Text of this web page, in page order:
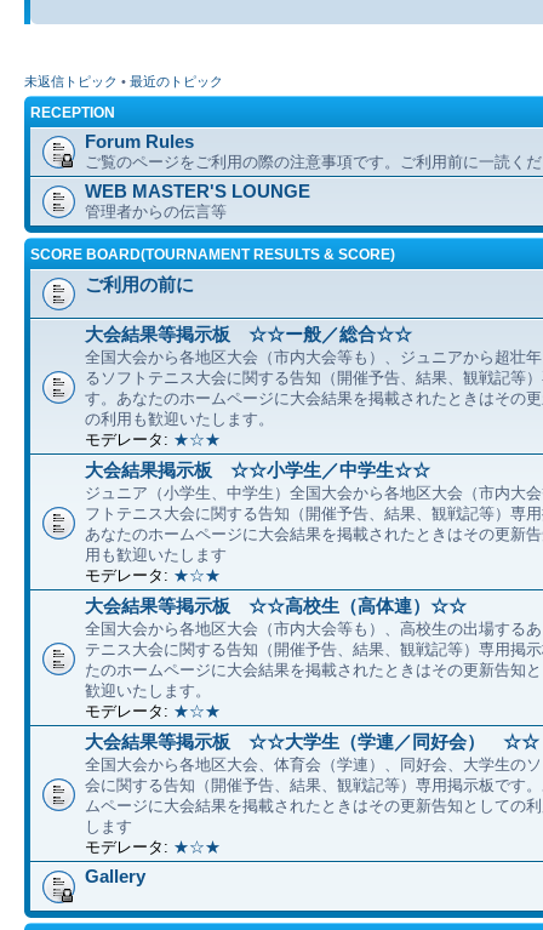
未返信トピック • 最近のトピック
RECEPTION
Forum Rules
ご覧のページをご利用の際の注意事項です。ご利用前に一読く
WEB MASTER'S LOUNGE
管理者からの伝言等
SCORE BOARD(TOURNAMENT RESULTS & SCORE)
ご利用の前に
大会結果等掲示板 ☆☆ー般／総合☆☆
全国大会から各地区大会（市内大会等も）、ジュニアから超壮
るソフトテニス大会に関する告知（開催予告、結果、観戦記等
す。あなたのホームページに大会結果を掲載されたときはその
の利用も歓迎いたします。
モデレータ: ★☆★
大会結果掲示板 ☆☆小学生／中学生☆☆
ジュニア（小学生、中学生）全国大会から各地区大会（市内大
フトテニス大会に関する告知（開催予告、結果、観戦記等）専
あなたのホームページに大会結果を掲載されたときはその更新
用も歓迎いたします
モデレータ: ★☆★
大会結果等掲示板 ☆☆高校生（高体連）☆☆
全国大会から各地区大会（市内大会等も）、高校生の出場する
テニス大会に関する告知（開催予告、結果、観戦記等）専用掲
たのホームページに大会結果を掲載されたときはその更新告知
歓迎いたします。
モデレータ: ★☆★
大会結果等掲示板 ☆☆大学生（学連／同好会） ☆☆
全国大会から各地区大会、体育会（学連）、同好会、大学生の
会に関する告知（開催予告、結果、観戦記等）専用掲示板です
ムページに大会結果を掲載されたときはその更新告知としての
します
モデレータ: ★☆★
Gallery